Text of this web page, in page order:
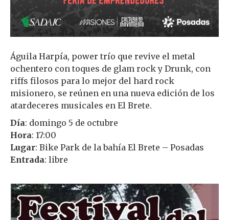
Águila Harpía, power trío que revive el metal
ochentero con toques de glam rock y Drunk, con
riffs filosos para lo mejor del hard rock
misionero, se reúnen en una nueva edición de los
atardeceres musicales en El Brete.
Día: domingo 5 de octubre
Hora: 17:00
Lugar: Bike Park de la bahía El Brete – Posadas
Entrada: libre